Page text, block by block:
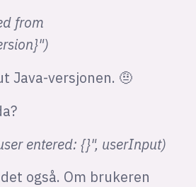
from
Java-versjonen. 🤨
entered: {}", userInput)
også. Om brukeren